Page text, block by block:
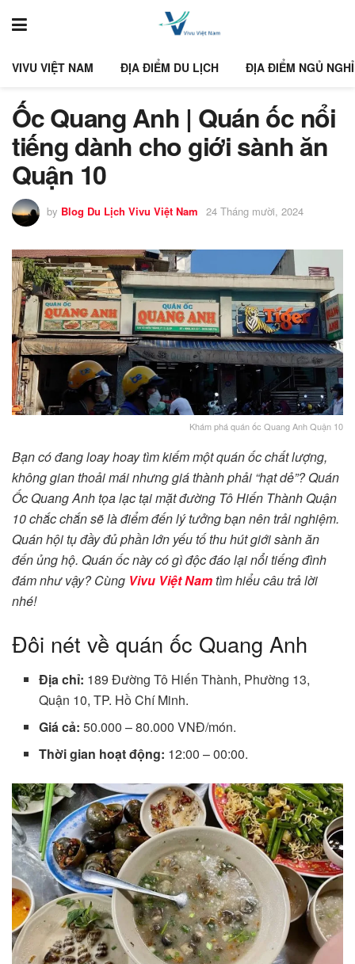
VIVU VIỆT NAM ĐỊA ĐIỂM DU LỊCH ĐỊA ĐIỂM NGỦ NGHỈ
Ốc Quang Anh | Quán ốc nổi
tiếng dành cho giới sành ăn
Quận 10
by Blog Du Lịch Vivu Việt Nam 24 Tháng mười, 2024
Khám phá quán ốc Quang Anh Quận 10
Bạn có đang loay hoay tìm kiếm một quán ốc chất lượng,
không gian thoải mái nhưng giá thành phải “hạt dẻ”? Quán
Ốc Quang Anh tọa lạc tại mặt đường Tô Hiến Thành Quận
10 chắc chắn sẽ là điểm đến lý tưởng bạn nên trải nghiệm.
Quán hội tụ đầy đủ phần lớn yếu tố thu hút giới sành ăn
đến ủng hộ. Quán ốc này có gì độc đáo lại nổi tiếng đình
đám như vậy? Cùng Vivu Việt Namtìm hiểu câu trả lời
nhé!
Đôi nét về quán ốc Quang Anh
Địa chỉ: 189 Đường Tô Hiến Thành, Phường 13,
Quận 10, TP. Hồ Chí Minh.
Giá cả: 50.000 – 80.000 VNĐ/món.
Thời gian hoạt động: 12:00 – 00:00.